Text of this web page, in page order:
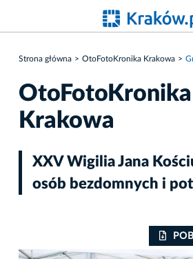
Strona główna OtoFotoKronika Krakowa
OtoFotoKronika
Krakowa
XXV Wigilia Jana
osób bezdomnych i